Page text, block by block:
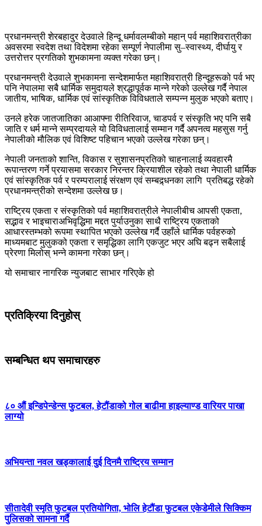
प्रधानमन्त्री शेरबहादुर देउवाले हिन्दू धर्मावलम्बीको महान् पर्व महाशिवरात्रीका
अवसरमा स्वदेश तथा विदेशमा रहेका सम्पूर्ण नेपालीमा सु–स्वास्थ्य, दीर्घायु र
उत्तरोत्तर प्रगतिको शुभकामना व्यक्त गरेका छन्।
प्रधानमन्त्री देउवाले शुभकामना सन्देशमार्फत महाशिवरात्री हिन्दूहरूको पर्व भए
पनि नेपालमा सबै धार्मिक समुदायले श्रद्धापूर्वक मान्ने गरेको उल्लेख गर्दै नेपाल
जातीय, भाषिक, धार्मिक एवं सांस्कृतिक विविधताले सम्पन्न मुलुक भएको बताए।
उनले हरेक जातजातिका आआफ्ना रीतिरिवाज, चाडपर्व र संस्कृति भए पनि सबै
जाति र धर्म मान्ने सम्प्रदायले यो विविधतालाई सम्मान गर्दै अपनत्व महसुस गर्नु
नेपालीको मौलिक एवं विशिष्ट पहिचान भएको उल्लेख गरेका छन्।
नेपाली जनताको शान्ति, विकास र सुशासनप्रतिको चाहनालाई व्यवहारमै
रूपान्तरण गर्ने प्रयासमा सरकार निरन्तर क्रियाशील रहेको तथा नेपाली धार्मिक
एवं सांस्कृतिक पर्व र परम्परालाई संरक्षण एवं सम्बद्र्धनका लागि प्रतिबद्ध रहेको
प्रधानमन्त्रीको सन्देशमा उल्लेख छ।
राष्ट्रिय एकता र संस्कृतिको पर्व महाशिवरात्रीले नेपालीबीच आपसी एकता,
सद्भाव र भाइचाराअभिवृद्धिमा मद्दत पुर्याउनुका साथै राष्ट्रिय एकताको
आधारस्तम्भको रूपमा स्थापित भएको उल्लेख गर्दै उहाँले धार्मिक पर्वहरुको
माध्यमबाट मुलुकको एकता र समृद्धिका लागि एकजुट भएर अघि बढ्न सबैलाई
प्रेरणा मिलोस् भन्ने कामना गरेका छन्।
यो समाचार नागरिक न्युजबाट साभार गरिएके हो
प्रतिक्रिया दिनुहोस्
सम्बन्धित थप समाचारहरु
८० औं इन्डिपेन्डेन्स फुटबल, हेटौंडाको गोल बाढीमा हाइल्याण्ड वारियर पाखा
लाग्यो
अभियन्ता नवल खड्कालाई दुई दिनमै राष्ट्रिय सम्मान
सीतादेवी स्मृति फुटबल प्रतियोगिता, भोलि हेटौंडा फुटबल एकेडेमीले सिक्किम
पुलिसको सामना गर्दै